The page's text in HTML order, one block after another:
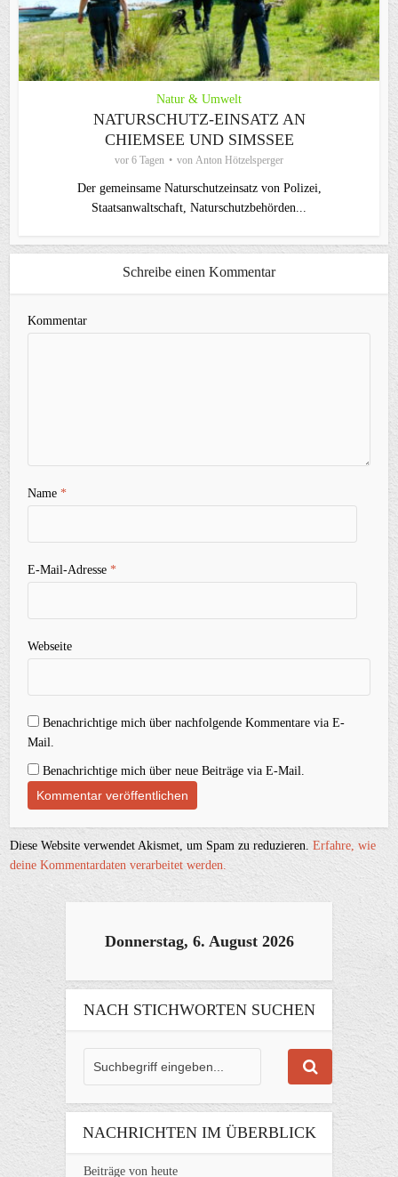
Natur & Umwelt
NATURSCHUTZ-EINSATZ AN
CHIEMSEE UND SIMSSEE
vor 6 Tagen von Anton Hötzelsperger
Der gemeinsame Naturschutzeinsatz von Polizei,
Staatsanwaltschaft, Naturschutzbehörden...
Schreibe einen Kommentar
Kommentar
Name*
E-Mail-Adresse*
Webseite
Benachrichtige mich über nachfolgende Kommentare via E-
Mail.
Benachrichtige mich über neue Beiträge via E-Mail.
Diese Website verwendet Akismet, um Spam zu reduzieren.Erfahre, wie
deine Kommentardaten verarbeitet werden.
Donnerstag, 6. August 2026
NACH STICHWORTEN SUCHEN
NACHRICHTEN IM ÜBERBLICK
Beiträge von heute